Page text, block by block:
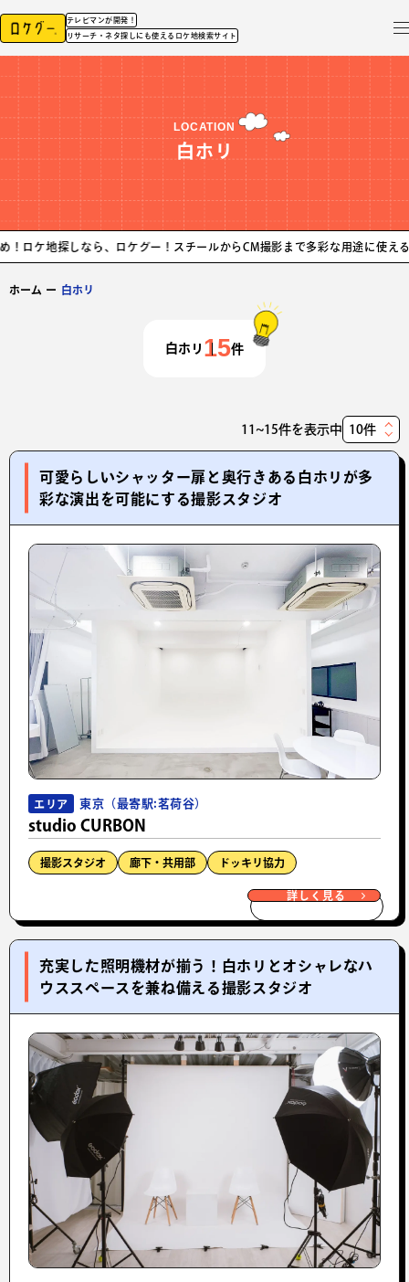
テレビマンが開発！
リサーチ・ネタ探しにも使えるロケ地検索サイト
LOCATION
白ホリ
地探しなら、ロケグー！スチールからCM撮影まで多彩な用途に使える白ホ
ホーム ー 白ホリ
白ホリ 15件
11~15件を表示中
表
件
可愛らしいシャッター扉と奥行きある白ホリが多
彩な演出を可能にする撮影スタジオ
エリア 東京（最寄駅:茗荷谷）
studio CURBON
撮影スタジオ 廊下・共用部 ドッキリ協力
詳しく見る
充実した照明機材が揃う！白ホリとオシャレなハ
ウススペースを兼ね備える撮影スタジオ